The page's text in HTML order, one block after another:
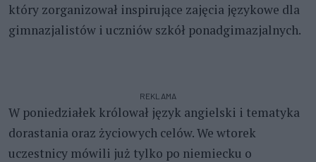
który zorganizował inspirujące zajęcia językowe dla
gimnazjalistów i uczniów szkół ponadgimazjalnych.
REKLAMA
W poniedziałek królował język angielski i tematyka
dorastania oraz życiowych celów. We wtorek
uczestnicy mówili już tylko po niemiecku o